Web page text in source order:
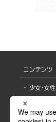
コンテンツ
少女・女性
BL